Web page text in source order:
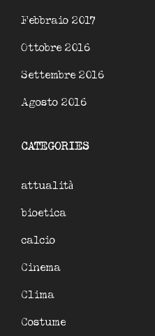
Febbraio 2017
Ottobre 2016
Settembre 2016
Agosto 2016
CATEGORIES
attualità
bioetica
calcio
Cinema
Clima
Costume